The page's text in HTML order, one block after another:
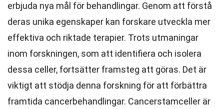
erbjuda nya mål för behandlingar. Genom att förstå
deras unika egenskaper kan forskare utveckla mer
effektiva och riktade terapier. Trots utmaningar
inom forskningen, som att identifiera och isolera
dessa celler, fortsätter framsteg att göras. Det är
viktigt att stödja denna forskning för att förbättra
framtida cancerbehandlingar. Cancerstamceller är